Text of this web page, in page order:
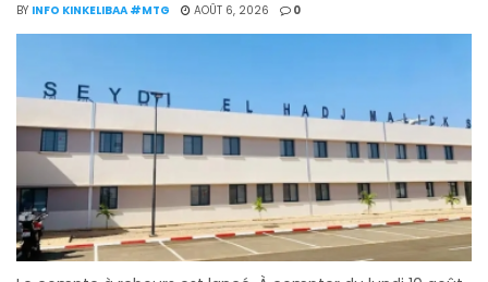
BY INFO KINKELIBAA #MTG AOÛT 6, 2026 0